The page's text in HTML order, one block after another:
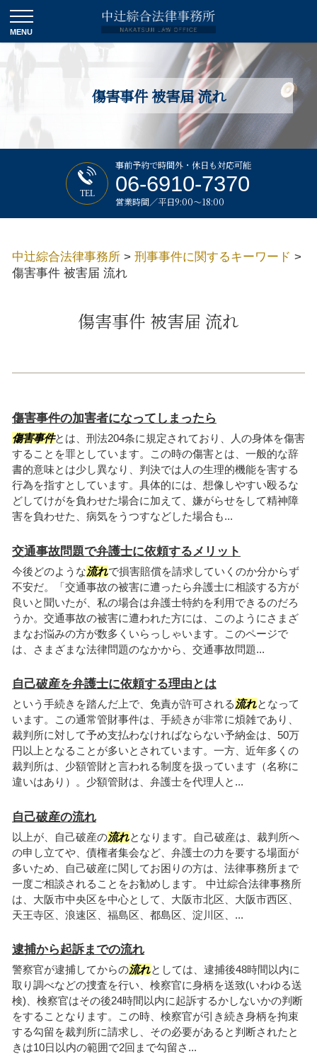
傷害事件 被害届 流れ
TEL
事前予約で時間外・休日も対応可能
06-6910-7370
営業時間／平日9:00～18:00
中辻綜合法律事務所 > 刑事事件に関するキーワード >
傷害事件 被害届 流れ
傷害事件 被害届 流れ
傷害事件の加害者になってしまったら
傷害事件とは、刑法204条に規定されており、人の身体を傷害
することを罪としています。この時の傷害とは、一般的な辞
書的意味とは少し異なり、判決では人の生理的機能を害する
行為を指すとしています。具体的には、想像しやすい殴るな
どしてけがを負わせた場合に加えて、嫌がらせをして精神障
害を負わせた、病気をうつすなどした場合も...
交通事故問題で弁護士に依頼するメリット
今後どのような流れで損害賠償を請求していくのか分からず
不安だ。「交通事故の被害に遭ったら弁護士に相談する方が
良いと聞いたが、私の場合は弁護士特約を利用できるのだろ
うか。交通事故の被害に遭われた方には、このようにさまざ
まなお悩みの方が数多くいらっしゃいます。このページで
は、さまざまな法律問題のなかから、交通事故問題...
自己破産を弁護士に依頼する理由とは
という手続きを踏んだ上で、免責が許可される 流れとなって
います。この通常管財事件は、手続きが非常に煩雑であり、
裁判所に対して予め支払わなければならない予納金は、50万
円以上となることが多いとされています。一方、近年多くの
裁判所は、少額管財と言われる制度を扱っています（名称に
違いはあり）。少額管財は、弁護士を代理人と...
自己破産の流れ
以上が、自己破産の流れとなります。自己破産は、裁判所へ
の申し立てや、債権者集会など、弁護士の力を要する場面が
多いため、自己破産に関してお困りの方は、法律事務所まで
一度ご相談されることをお勧めします。 中辻綜合法律事務所
は、大阪市中央区を中心として、大阪市北区、大阪市西区、
天王寺区、浪速区、福島区、都島区、淀川区、...
逮捕から起訴までの流れ
警察官が逮捕してからの流れとしては、逮捕後48時間以内に
取り調べなどの捜査を行い、検察官に身柄を送致(いわゆる送
検)、検察官はその後24時間以内に起訴するかしないかの判断
をすることなります。この時、検察官が引き続き身柄を拘束
する勾留を裁判所に請求し、その必要があると判断されたと
きは10日以内の範囲で2回まで勾留さ...